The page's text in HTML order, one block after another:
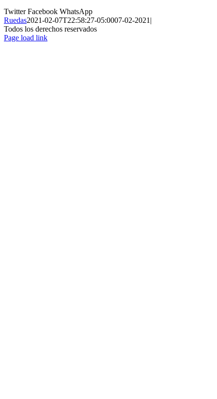
TwitterFacebook WhatsApp
Ruedas2021-02-07T22:58:27-05:0007-02-2021|
Todos los derechos reservados
Page load link